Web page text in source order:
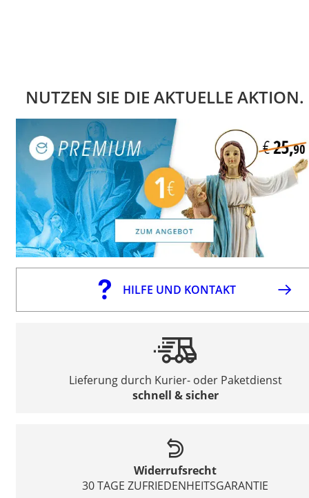
NUTZEN SIE DIE AKTUELLE AKTION.
HILFE UND KONTAKT
Lieferung durch Kurier- oder Paketdienst
schnell & sicher
Widerrufsrecht
30 TAGE ZUFRIEDENHEITSGARANTIE